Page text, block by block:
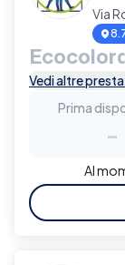
Via
Vedi altre
Prima
-
Al